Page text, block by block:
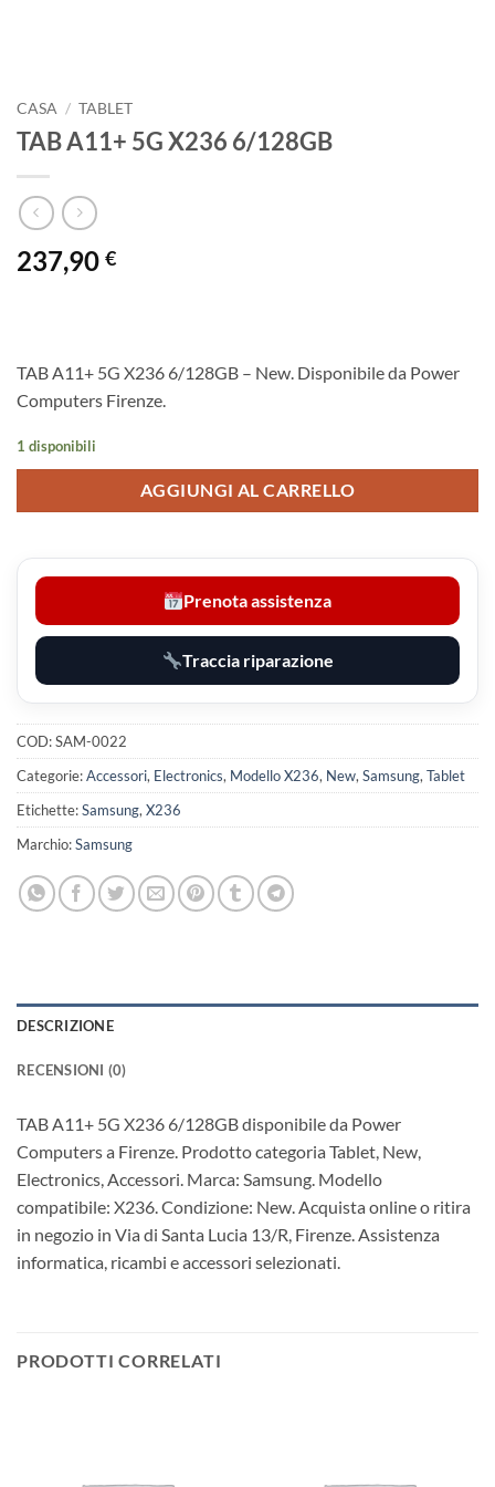
CASA / TABLET
TAB A11+ 5G X236 6/128GB
237,90 €
TAB A11+ 5G X236 6/128GB – New. Disponibile da Power
Computers Firenze.
1 disponibili
AGGIUNGI AL CARRELLO
Prenota assistenza
Traccia riparazione
COD:SAM-0022
Categorie:Accessori, Electronics, Modello X236, New, Samsung, Tablet
Etichette:Samsung, X236
Marchio:Samsung
DESCRIZIONE
RECENSIONI (0)
TAB A11+ 5G X236 6/128GB disponibile da Power
Computers a Firenze. Prodotto categoria Tablet, New,
Electronics, Accessori. Marca: Samsung. Modello
compatibile: X236. Condizione: New. Acquista online o ritira
in negozio in Via di Santa Lucia 13/R, Firenze. Assistenza
informatica, ricambi e accessori selezionati.
PRODOTTI CORRELATI